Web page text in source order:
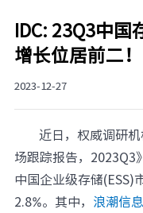
服务支持
如何购买
合作伙伴
联合创新平台
关于我们
计算产业洞察
IDC: 23Q3中
增长位居前二！
2023-12-27
近日，权威调研
场跟踪报告，2023Q3
中国企业级存储(ESS)
2.8%。其中， 浪潮信息